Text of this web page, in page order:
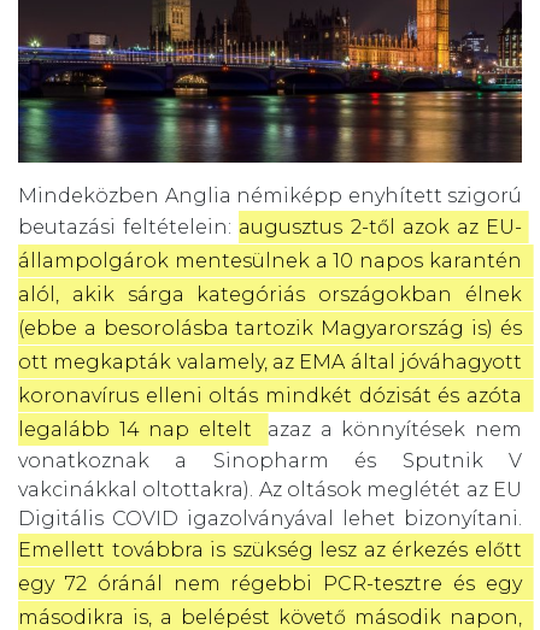
Mindeközben Anglia némiképp enyhített szigorú
beutazási feltételein: augusztus 2-től azok az EU-
állampolgárok mentesülnek a 10 napos karantén
alól, akik sárga kategóriás országokban élnek
(ebbe a besorolásba tartozik Magyarország is) és
ott megkapták valamely, az EMA által jóváhagyott
koronavírus elleni oltás mindkét dózisát és azóta
legalább 14 nap eltelt
(azaz a könnyítések nem
vonatkoznak a Sinopharm és Sputnik V
vakcinákkal oltottakra). Az oltások meglétét az EU
Digitális COVID igazolványával lehet bizonyítani.
Emellett továbbra is szükség lesz az érkezés előtt
egy 72 óránál nem régebbi PCR-tesztre és egy
másodikra is, a belépést követő második napon,